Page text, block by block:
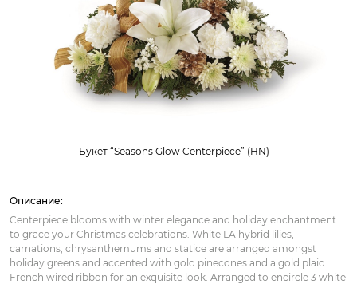
Букет “Seasons Glow Centerpiece” (HN)
Описание:
Centerpiece blooms with winter elegance and holiday enchantment
to grace your Christmas celebrations. White LA hybrid lilies,
carnations, chrysanthemums and statice are arranged amongst
holiday greens and accented with gold pinecones and a gold plaid
French wired ribbon for an exquisite look. Arranged to encircle 3 white